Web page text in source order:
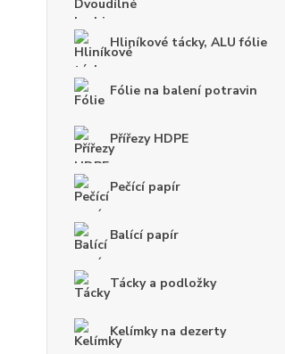
Hliníkové tácky, ALU fólie
Fólie na balení potravin
Přířezy HDPE
Pečící papír
Balící papír
Tácky a podložky
Kelímky na dezerty